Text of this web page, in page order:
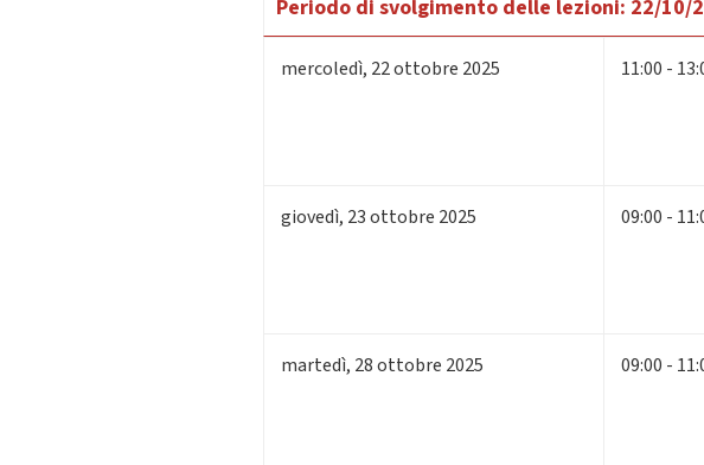
Periodo di svolgimento delle lezioni: 22/10/
mercoledì, 22ottobre 2025 11:00 -
giovedì, 23ottobre 2025 09:00 -
martedì, 28ottobre 2025 09:00 -